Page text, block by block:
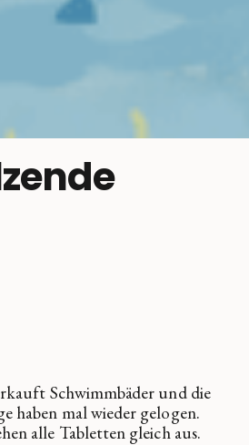
Schwimmbäder und die
haben mal wieder gelogen.
alle Tabletten gleich aus.